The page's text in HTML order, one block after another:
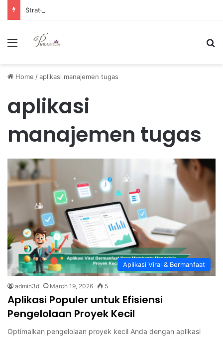
Menu
Home /aplikasi manajemen tugas
aplikasi
manajemen tugas
Aplikasi Viral & Bermanfaat
admin3d March 19, 2026 5
Aplikasi Populer untuk Efisiensi
Pengelolaan Proyek Kecil
Optimalkan pengelolaan proyek kecil Anda dengan aplikasi